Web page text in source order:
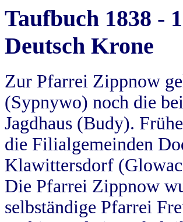
Taufbuch 1838 -
Deutsch Krone
Zur Pfarrei Zippnow
(Sypnywo) noch die
Jagdhaus (Budy).
die Filialgemeinden
Klawittersdorf
Die Pfarrei Zippnow
selbständige Pfarrei